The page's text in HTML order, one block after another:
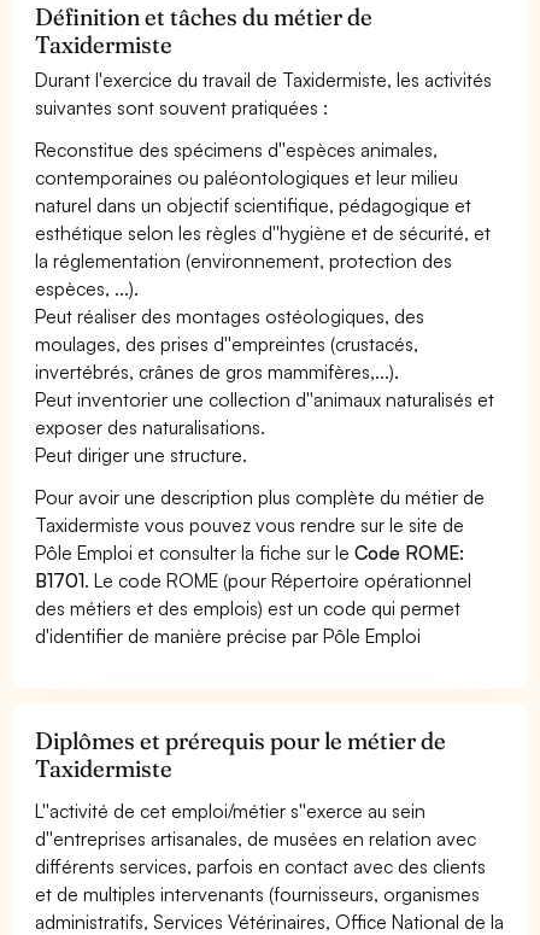
Définition et tâches du métier de
Taxidermiste
Durant l'exercice du travail de Taxidermiste, les activités
suivantes sont souvent pratiquées :
Reconstitue des spécimens d''espèces animales,
contemporaines ou paléontologiques et leur milieu
naturel dans un objectif scientifique, pédagogique et
esthétique selon les règles d''hygiène et de sécurité, et
la réglementation (environnement, protection des
espèces, ...).
Peut réaliser des montages ostéologiques, des
moulages, des prises d''empreintes (crustacés,
invertébrés, crânes de gros mammifères,...).
Peut inventorier une collection d''animaux naturalisés et
exposer des naturalisations.
Peut diriger une structure.
Pour avoir une description plus complète du métier de
Taxidermiste vous pouvez vous rendre sur le site de
Pôle Emploi et consulter la fiche sur leCode ROME:
B1701. Le code ROME (pour Répertoire opérationnel
des métiers et des emplois) est un code qui permet
d'identifier de manière précise par Pôle Emploi
Diplômes et prérequis pour le métier de
Taxidermiste
L''activité de cet emploi/métier s''exerce au sein
d''entreprises artisanales, de musées en relation avec
différents services, parfois en contact avec des clients
et de multiples intervenants (fournisseurs, organismes
administratifs, Services Vétérinaires, Office National de la